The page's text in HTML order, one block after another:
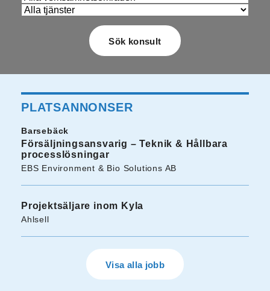
PLATSANNONSER
Barsebäck
Försäljningsansvarig – Teknik & Hållbara
processlösningar
EBS Environment & Bio Solutions AB
Projektsäljare inom Kyla
Ahlsell
Visa alla jobb